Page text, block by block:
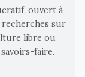
ouvert à
sur
libre ou
faire.